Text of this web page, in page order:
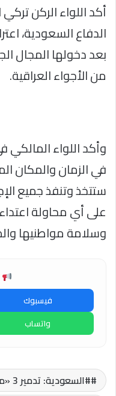
أكد اللواء الركن
بعد دخولها المجال
من الأجواء العراقية.
وأكد اللواء المالكي
في الزمان والمكان
ستتخذ وتنفذ جميع
على أي محاولة
وسلامة مواطنيها
فيسبوك
واتساب
#السعودية: تدمير 3 «مسيّرات» قادمة من العراق